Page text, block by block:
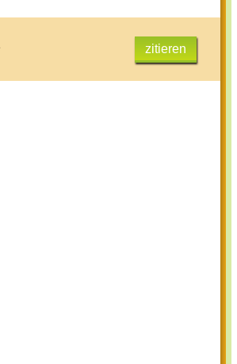
zitieren